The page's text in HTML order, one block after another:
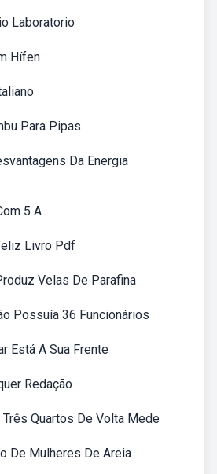
Laboratorio
Hífen
Para Pipas
Da Energia
5 A
Livro Pdf
Velas De Parafina
Possuía 36 Funcionários
Está A Sua Frente
Redação
Três Quartos De Volta Mede
De Mulheres De Areia